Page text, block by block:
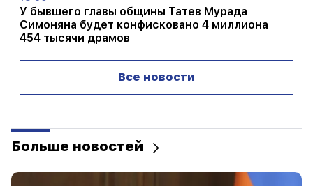
У бывшего главы общины Татев Мурада
Симоняна будет конфисковано 4 миллиона
454 тысячи драмов
В Беларуси отсутствует система управления
СССР. Лукашенко
09:45
Армянскую церковь необходимо защищать
везде, но способ положить всему этому
Все новости
Больше новостей